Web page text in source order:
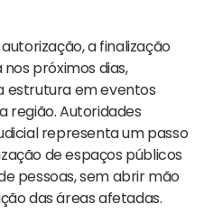
a finalização
próximos dias,
estrutura em eventos
região. Autoridades
representa um passo
de espaços públicos
pessoas, sem abrir mão
das áreas afetadas.